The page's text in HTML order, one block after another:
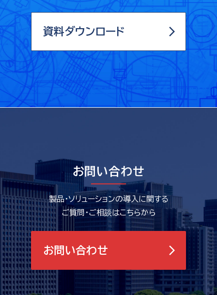
資料ダウンロード
お問い合わせ
製品・ソリューションの導入に関する
ご質問・ご相談はこちらから
お問い合わせ